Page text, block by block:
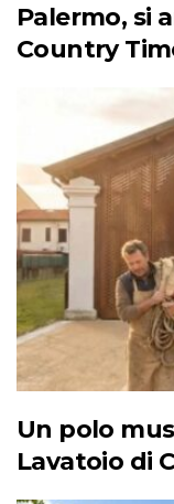
Palermo, si
Country
Un polo
Lavatoio di